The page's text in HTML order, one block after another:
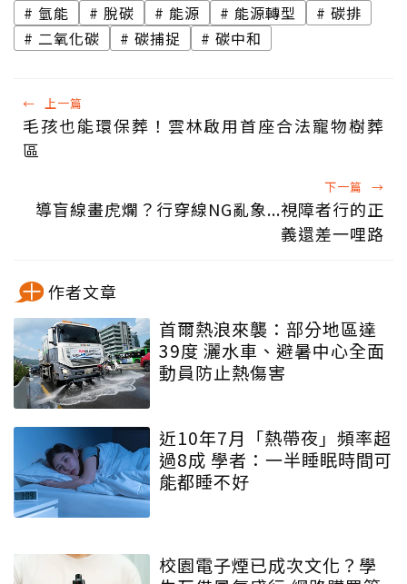
氫能 脫碳 能源 能源轉型
碳排
二氧化碳
碳捕捉 碳中和
← 上一篇
毛孩也能環保葬！雲林啟用首座合法寵物樹葬
區
下一篇 →
導盲線畫虎爛？行穿線NG亂象...視障者行的正
義還差一哩路
作者文章
首爾熱浪來襲：部分地區達
39度 灑水車、避暑中心全面
動員防止熱傷害
近10年7月「熱帶夜」頻率超
過8成 學者：一半睡眠時間可
能都睡不好
校園電子煙已成次文化？學